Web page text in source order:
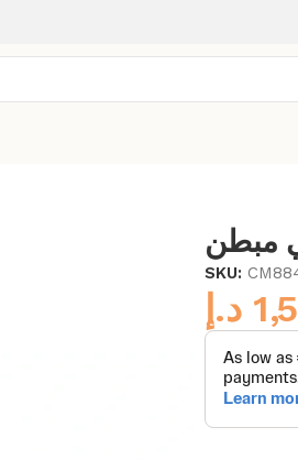
مبطن
SKU:
د.إ